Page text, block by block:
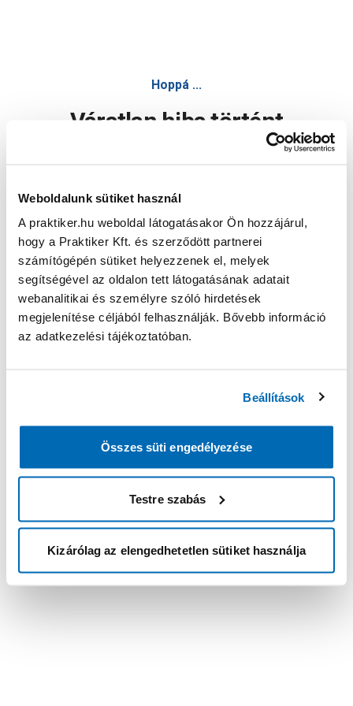
Weboldalunk sütiket használ
A praktiker.hu weboldal látogatásakor Ön hozzájárul,
hogy a Praktiker Kft. és szerződött partnerei
számítógépén sütiket helyezzenek el, melyek
segítségével az oldalon tett látogatásának adatait
webanalitikai és személyre szóló hirdetések
megjelenítése céljából felhasználják. Bővebb információ
az adatkezelési tájékoztatóban.
Beállítások
Összes süti engedélyezése
Testre szabás
Kizárólag az elengedhetetlen sütiket használja
Hoppá ...
Váratlan hiba történt
Oldal újratöltése